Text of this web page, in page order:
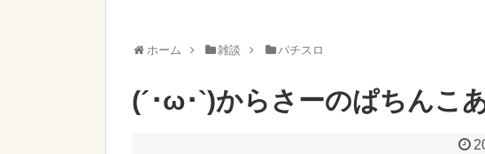
ホーム 雑談 パチスロ
(´･ω･`)からさーのぱちんこ